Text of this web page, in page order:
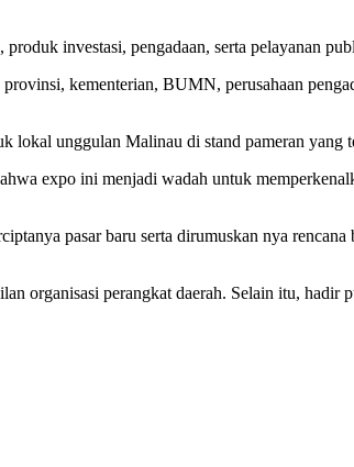
investasi, pengadaan, serta pelayanan
kementerian, BUMN, perusahaan
lokal unggulan Malinau di stand pameran yang
expo ini menjadi wadah untuk
pasar baru serta dirumuskan nya
perangkat daerah. Selain itu, hadir